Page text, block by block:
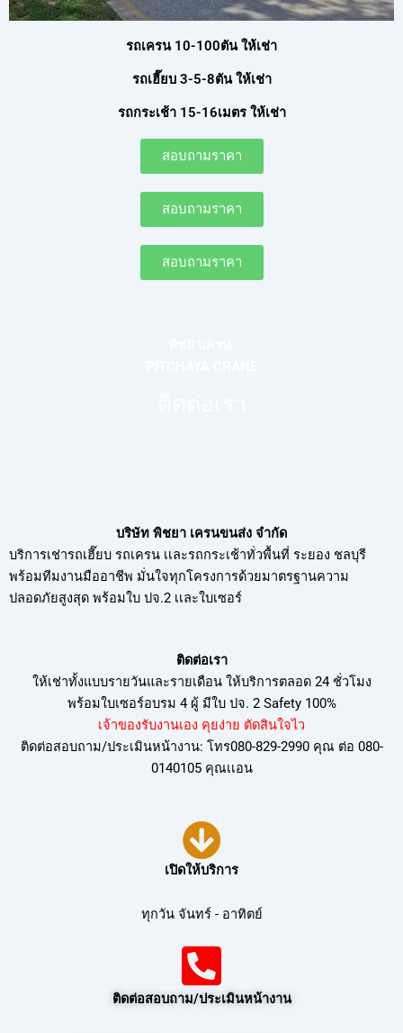
รถเครน 10-100ตัน ให้เช่า
รถเฮี๊ยบ 3-5-8ตัน ให้เช่า
รถกระเช้า 15-16เมตร ให้เช่า
สอบถามราคา
สอบถามราคา
สอบถามราคา
บริษัท พิชยา เครนขนส่ง จำกัด
บริการเช่ารถเฮี๊ยบ รถเครน เเละรถกระเช้าทั่วพื้นที่ ระยอง ชลบุรี
พร้อมทีมงานมืออาชีพ มั่นใจทุกโครงการด้วยมาตรฐานความ
ปลอดภัยสูงสุด พร้อมใบ ปจ.2 เเละใบเซอร์
ติดต่อเรา
ให้เช่าทั้งแบบรายวันและรายเดือน ให้บริการตลอด 24 ชั่วโมง
พร้อมใบเซอร์อบรม 4 ผู้ มีใบ ปจ. 2 Safety 100%
เจ้าของรับงานเอง คุยง่าย ตัดสินใจไว
ติดต่อสอบถาม/ประเมินหน้างาน: โทร080-829-2990 คุณ ต่อ 080-
0140105 คุณเเอน
เปิดให้บริการ
ทุกวัน จันทร์ - อาทิตย์
ติดต่อสอบถาม/ประเมินหน้างาน